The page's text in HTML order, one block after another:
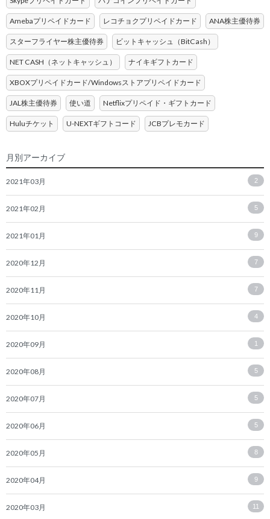
Amebaプリペイドカード レコチョクプリペイドカード ANA株主優待券
スターフライヤー株主優待券 ビットキャッシュ（BitCash）
NET CASH（ネットキャッシュ） ナイキギフトカード
XBOXプリペイドカード/Windowsストアプリペイドカード
JAL株主優待券 使い道 Netflixプリペイド・ギフトカード
Huluチケット U-NEXTギフトコード JCBプレモカード
月別アーカイブ
2021年03月 2
2021年02月 5
2021年01月 9
2020年12月 7
2020年11月 7
2020年10月 4
2020年09月 1
2020年08月 5
2020年07月 5
2020年06月 5
2020年05月 8
2020年04月 9
2020年03月 11